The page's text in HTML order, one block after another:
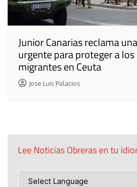
Junior Canarias reclama
urgente para proteger a
migrantes en Ceuta
Jose Luis Palacios
Lee Noticias Obreras en tu